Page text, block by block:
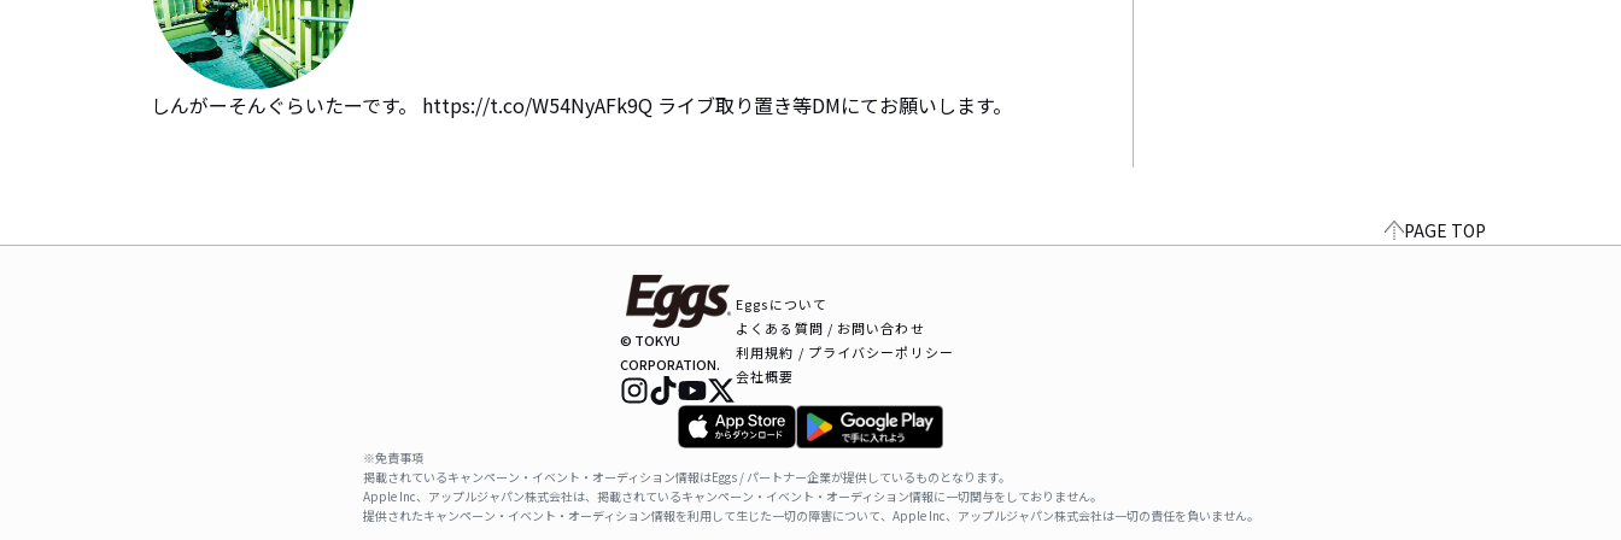
しんがーそんぐらいたーです。 https://t.co/W54NyAFk9Q ライブ取り置き等DMにてお願いします。
PAGE TOP
© TOKYU
CORPORATION.
Eggsについて
よくある質問 / お問い合わせ
利用規約 / プライバシーポリシー
会社概要
※免責事項
掲載されているキャンペーン・イベント・オーディション情報はEggs / パートナー企業が提供しているものとなります。
Apple Inc、アップルジャパン株式会社は、掲載されているキャンペーン・イベント・オーディション情報に一切関与をしておりません。
提供されたキャンペーン・イベント・オーディション情報を利用して生じた一切の障害について、Apple Inc、アップルジャパン株式会社は一切の責任を負いません。